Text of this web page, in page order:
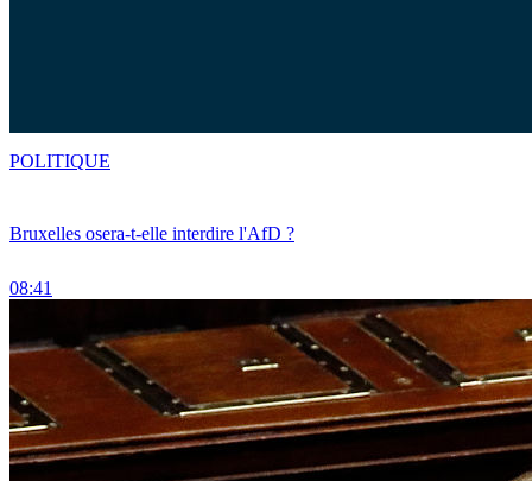
Bruxelles osera-t-elle interdire l'AfD ?
08:41
POLITIQUE